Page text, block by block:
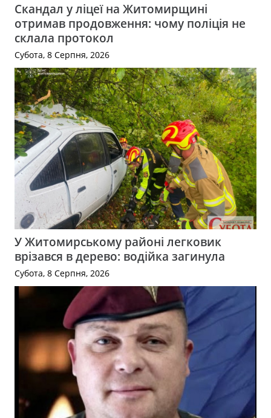
Скандал у ліцеї на Житомирщині
отримав продовження: чому поліція не
склала протокол
Субота, 8 Серпня, 2026
У Житомирському районі легковик
врізався в дерево: водійка загинула
Субота, 8 Серпня, 2026